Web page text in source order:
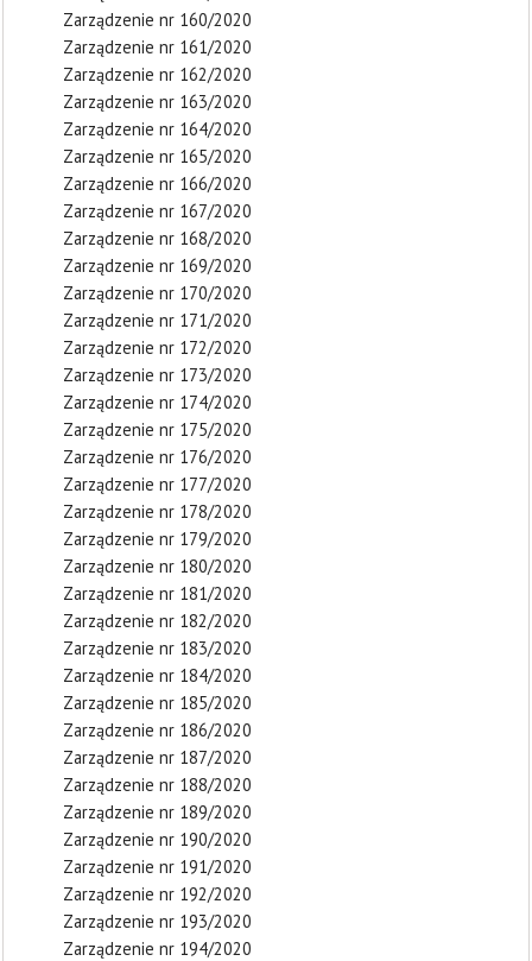
Zarządzenie nr 160/2020
Zarządzenie nr 161/2020
Zarządzenie nr 162/2020
Zarządzenie nr 163/2020
Zarządzenie nr 164/2020
Zarządzenie nr 165/2020
Zarządzenie nr 166/2020
Zarządzenie nr 167/2020
Zarządzenie nr 168/2020
Zarządzenie nr 169/2020
Zarządzenie nr 170/2020
Zarządzenie nr 171/2020
Zarządzenie nr 172/2020
Zarządzenie nr 173/2020
Zarządzenie nr 174/2020
Zarządzenie nr 175/2020
Zarządzenie nr 176/2020
Zarządzenie nr 177/2020
Zarządzenie nr 178/2020
Zarządzenie nr 179/2020
Zarządzenie nr 180/2020
Zarządzenie nr 181/2020
Zarządzenie nr 182/2020
Zarządzenie nr 183/2020
Zarządzenie nr 184/2020
Zarządzenie nr 185/2020
Zarządzenie nr 186/2020
Zarządzenie nr 187/2020
Zarządzenie nr 188/2020
Zarządzenie nr 189/2020
Zarządzenie nr 190/2020
Zarządzenie nr 191/2020
Zarządzenie nr 192/2020
Zarządzenie nr 193/2020
Zarządzenie nr 194/2020